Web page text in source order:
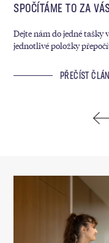
SPOČÍTÁME TO ZA
Dejte nám do jedné tašky
jednotlivé položky
PŘEČÍST